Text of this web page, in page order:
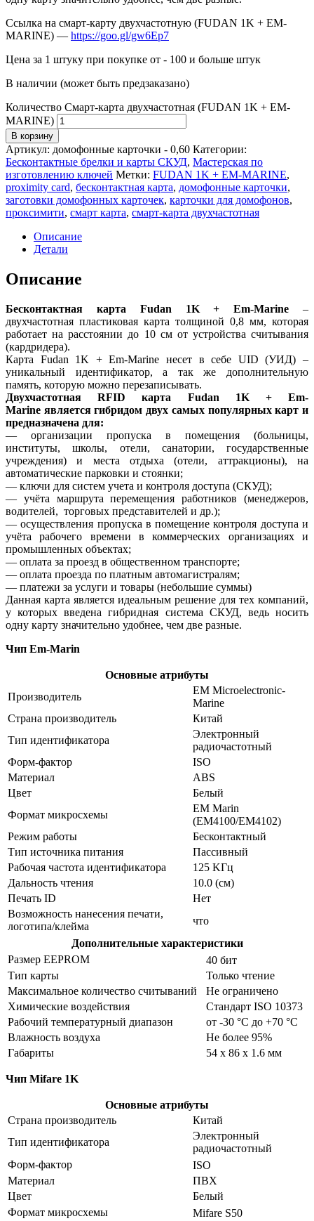
Ссылка на смарт-карту двухчастотную (FUDAN 1K + EM-
MARINE) — https://goo.gl/gw6Ep7
Цена за 1 штуку при покупке от - 100 и больше штук
В наличии (может быть предзаказано)
Количество Смарт-карта двухчастотная (FUDAN 1K + EM-
MARINE)
В корзину
Артикул: домофонные карточки - 0,60 Категории:
Бесконтактные брелки и карты СКУД, Мастерская по
изготовлению ключей Метки: FUDAN 1K + EM-MARINE,
proximity card, бесконтактная карта, домофонные карточки,
заготовки домофонных карточек, карточки для домофонов,
проксимити, смарт карта, смарт-карта двухчастотная
Описание
Детали
Описание
Бесконтактная карта Fudan 1K + Em-Marine –
двухчастотная пластиковая карта толщиной 0,8 мм, которая
работает на расстоянии до 10 см от устройства считывания
(кардридера).
Карта Fudan 1K + Em-Marine несет в себе UID (УИД) –
уникальный идентификатор, а так же дополнительную
память, которую можно перезаписывать.
Двухчастотная RFID карта Fudan 1K + Em-
Marine является гибридом двух самых популярных карт и
предназначена для:
— организации пропуска в помещения (больницы,
институты, школы, отели, санатории, государственные
учреждения) и места отдыха (отели, аттракционы), на
автоматические парковки и стоянки;
— ключи для систем учета и контроля доступа (СКУД);
— учёта маршрута перемещения работников (менеджеров,
водителей, торговых представителей и др.);
— осуществления пропуска в помещение контроля доступа и
учёта рабочего времени в коммерческих организациях и
промышленных объектах;
— оплата за проезд в общественном транспорте;
— оплата проезда по платным автомагистралям;
— платежи за услуги и товары (небольшие суммы)
Данная карта является идеальным решение для тех компаний,
у которых введена гибридная система СКУД, ведь носить
одну карту значительно удобнее, чем две разные.
Чип Em-Marin
Основные атрибуты
Производитель
EM Microelectronic-
Marine
Страна производитель
Китай
Тип идентификатора
Электронный
радиочастотный
Форм-фактор
ISO
Материал
ABS
Цвет
Белый
Формат микросхемы
EM Marin
(EM4100/EM4102)
Режим работы
Бесконтактный
Тип источника питания
Пассивный
Рабочая частота идентификатора
125 KГц
Дальность чтения
10.0 (см)
Печать ID
Нет
Возможность нанесения печати,
логотипа/клейма
что
Дополнительные характеристики
Размер EEPROM
40 бит
Тип карты
Только чтение
Максимальное количество считываний
Не ограничено
Химические воздействия
Стандарт ISO 10373
Рабочий температурный диапазон
от -30 °C до +70 °C
Влажность воздуха
Не более 95%
Габариты
54 х 86 х 1.6 мм
Чип Mifare 1K
Основные атрибуты
Страна производитель
Китай
Тип идентификатора
Электронный
радиочастотный
Форм-фактор
ISO
Материал
ПВХ
Цвет
Белый
Формат микросхемы
Mifare S50